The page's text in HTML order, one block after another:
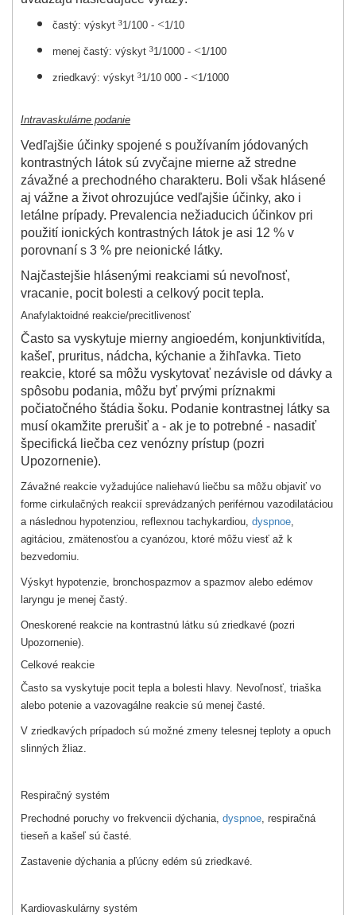
častý: výskyt ³1/100 - <1/10
menej častý: výskyt ³1/1000 - <1/100
zriedkavý: výskyt ³1/10 000 - <1/1000
Intravaskulárne podanie
Vedľajšie účinky spojené s používaním jódovaných
kontrastných látok sú zvyčajne mierne až stredne
závažné a prechodného charakteru. Boli však hlásené
aj vážne a život ohrozujúce vedľajšie účinky, ako i
letálne prípady. Prevalencia nežiaducich účinkov pri
použití ionických kontrastných látok je asi 12 % v
porovnaní s 3 % pre neionické látky.
Najčastejšie hlásenými reakciami sú nevoľnosť,
vracanie, pocit bolesti a celkový pocit tepla.
Anafylaktoidné reakcie/precitlivenosť
Často sa vyskytuje mierny angioedém, konjunktivitída,
kašeľ, pruritus, nádcha, kýchanie a žihľavka. Tieto
reakcie, ktoré sa môžu vyskytovať nezávisle od dávky a
spôsobu podania, môžu byť prvými príznakmi
počiatočného štádia šoku. Podanie kontrastnej látky sa
musí okamžite prerušiť a - ak je to potrebné - nasadiť
špecifická liečba cez venózny prístup (pozri
Upozornenie).
Závažné reakcie vyžadujúce naliehavú liečbu sa môžu objaviť vo
forme cirkulačných reakcií sprevádzaných periférnou vazodilatáciou
a následnou hypotenziou, reflexnou tachykardiou, dyspnoe
agitáciou, zmätenosťou a cyanózou, ktoré môžu viesť až k
bezvedomiu.
Výskyt hypotenzie, bronchospazmov a spazmov alebo edémov
laryngu je menej častý.
Oneskorené reakcie na kontrastnú látku sú zriedkavé (pozri
Upozornenie).
Celkové reakcie
Často sa vyskytuje pocit tepla a bolesti hlavy. Nevoľnosť, triaška
alebo potenie a vazovagálne reakcie sú menej časté.
V zriedkavých prípadoch sú možné zmeny telesnej teploty a opuch
slinných žliaz.
Respiračný systém
Prechodné poruchy vo frekvencii dýchania, dyspnoe , respiračná
tieseň a kašeľ sú časté.
Zastavenie dýchania a pľúcny edém sú zriedkavé.
Kardiovaskulárny systém